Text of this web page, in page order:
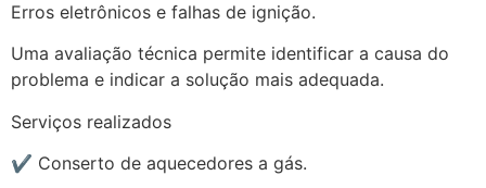
Erros eletrônicos e falhas de ignição.
Uma avaliação técnica permite identificar a causa do
problema e indicar a solução mais adequada.
Serviços realizados
✔ Conserto de aquecedores a gás.